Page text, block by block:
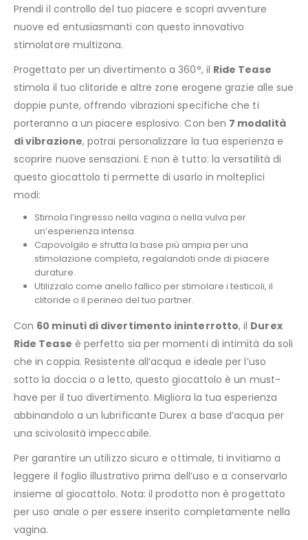
Prendi il controllo del tuo piacere e scopri avventure
nuove ed entusiasmanti con questo innovativo
stimolatore multizona.
Progettato per un divertimento a 360°, il Ride Tease
stimola il tuo clitoride e altre zone erogene grazie alle sue
doppie punte, offrendo vibrazioni specifiche che ti
porteranno a un piacere esplosivo. Con ben 7 modalità
di vibrazione, potrai personalizzare la tua esperienza e
scoprire nuove sensazioni. E non è tutto: la versatilità di
questo giocattolo ti permette di usarlo in molteplici
modi:
Stimola l’ingresso nella vagina o nella vulva per
un’esperienza intensa.
Capovolgilo e sfrutta la base più ampia per una
stimolazione completa, regalandoti onde di piacere
durature.
Utilizzalo come anello fallico per stimolare i testicoli, il
clitoride o il perineo del tuo partner.
Con 60 minuti di divertimento ininterrotto, il Durex
Ride Tease è perfetto sia per momenti di intimità da soli
che in coppia. Resistente all’acqua e ideale per l’uso
sotto la doccia o a letto, questo giocattolo è un must-
have per il tuo divertimento. Migliora la tua esperienza
abbinandolo a un lubrificante Durex a base d’acqua per
una scivolosità impeccabile.
Per garantire un utilizzo sicuro e ottimale, ti invitiamo a
leggere il foglio illustrativo prima dell’uso e a conservarlo
insieme al giocattolo. Nota: il prodotto non è progettato
per uso anale o per essere inserito completamente nella
vagina.